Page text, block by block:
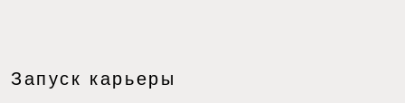
Запуск карьеры